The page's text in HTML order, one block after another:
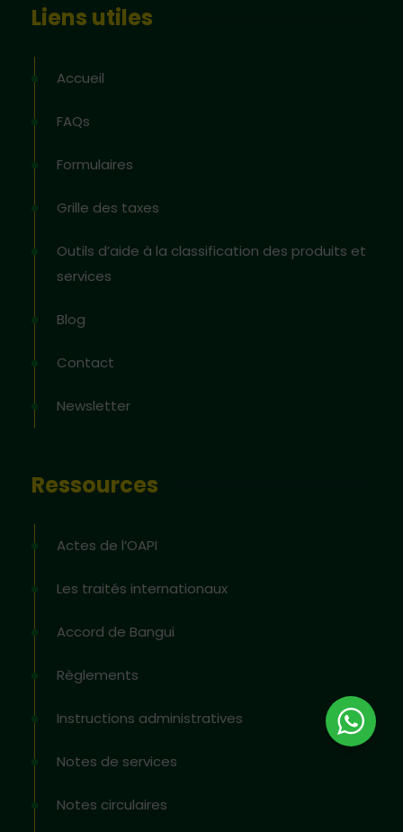
Liens utiles
Accueil
FAQs
Formulaires
Grille des taxes
Outils d’aide à la classification des produits et
services
Blog
Contact
Newsletter
Ressources
Actes de l’OAPI
Les traités internationaux
Accord de Bangui
Règlements
Instructions administratives
Notes de services
Notes circulaires